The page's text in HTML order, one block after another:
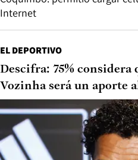
Internet
EL DEPORTIVO
Descifra: 75% considera
Vozinha será un aporte